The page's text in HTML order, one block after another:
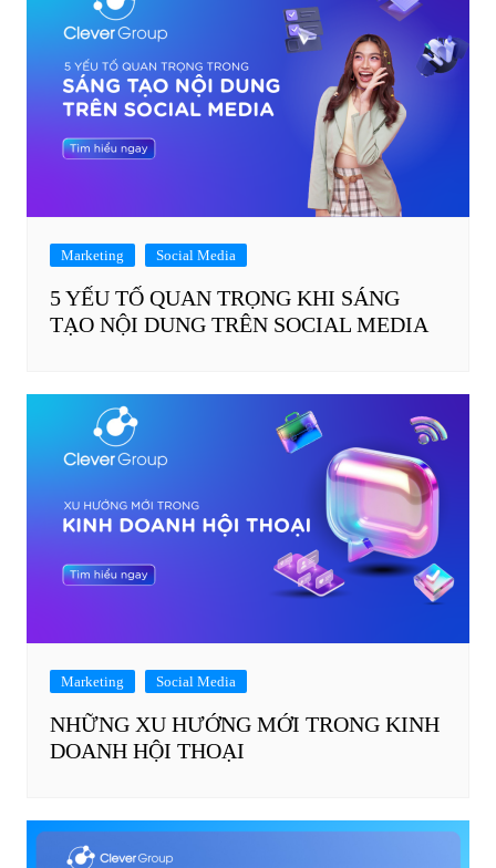
Marketing Social Media
5 YẾU TỐ QUAN TRỌNG KHI SÁNG
TẠO NỘI DUNG TRÊN SOCIAL MEDIA
Marketing Social Media
NHỮNG XU HƯỚNG MỚI TRONG KINH
DOANH HỘI THOẠI